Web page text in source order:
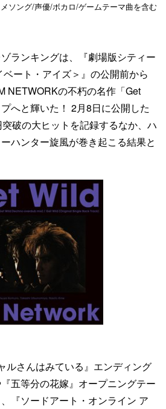
ソング/声優/ボカロ/ゲームテーマ曲を含む
ランキングは、『劇場版シティー
ート・アイズ＞』の公開前から
NETWORKの不朽の名作「Get
へと輝いた！ 2月8日に公開した
破の大ヒットを記録するなか、ハ
ハンター旋風が巻き起こる結果と
ルさんはみている』エンディング
五等分の花嫁』オープニングテー
『ソードアート・オンライン ア